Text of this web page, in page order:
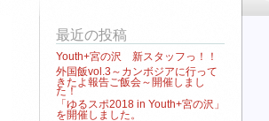
最近の投稿
Youth+宮の沢 新スタッフっ！！
外国飯vol.3～カンボジアに行って
きたよ報告ご飯会～開催しまし
た！
「ゆるスポ2018 in Youth+宮の沢」
を開催しました。